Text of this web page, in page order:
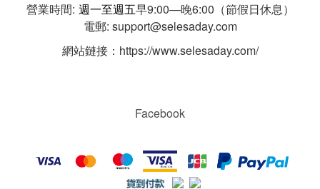
營業時間: 週一至週五早9:00—晚6:00（節假日休息）
電郵: support@selesaday.com
網站鏈接：https://www.selesaday.com/
Facebook